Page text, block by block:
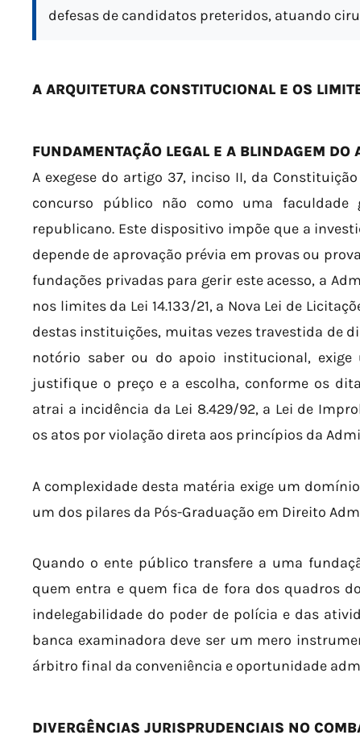
defesas de candidatos preteridos, atuando
A ARQUITETURA CONSTITUCIONAL E OS
FUNDAMENTAÇÃO LEGAL E A BLINDAGEM DO
A exegese do artigo 37, inciso II, da
concurso público não como uma faculdade
republicano. Este dispositivo impõe que a
depende de aprovação prévia em provas ou
fundações privadas para gerir este acesso, a
nos limites da Lei 14.133/21, a Nova Lei de
destas instituições, muitas vezes travestida de
notório saber ou do apoio institucional,
justifique o preço e a escolha, conforme os
atrai a incidência da Lei 8.429/92, a Lei de
os atos por violação direta aos princípios da
A complexidade desta matéria exige um
um dos pilares da Pós-Graduação em Direito
Quando o ente público transfere a uma
quem entra e quem fica de fora dos quadros
indelegabilidade do poder de polícia e das
banca examinadora deve ser um mero
árbitro final da conveniência e oportunidade
DIVERGÊNCIAS JURISPRUDENCIAIS NO